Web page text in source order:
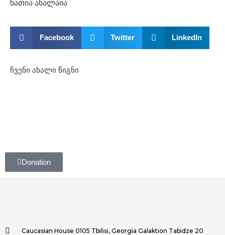
ნათია ახალაია
Facebook Twitter LinkedIn
ჩვენი ახალი წიგნი
Donation
Caucasian House 0105 Tbilisi, Georgia Galaktion Tabidze 20